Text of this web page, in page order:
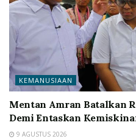
KEMANUSIAAN
Mentan Amran Batalkan
Demi Entaskan
9 AGUSTUS 2026